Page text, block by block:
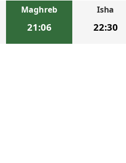
Maghreb
21:06
Isha
22:30